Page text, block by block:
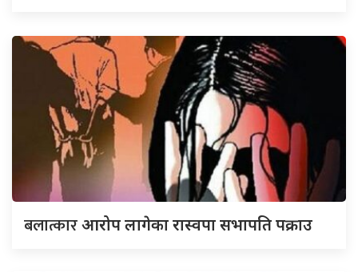
बलात्कारआरोप लागेका रास्वपा सभापति पक्राउ